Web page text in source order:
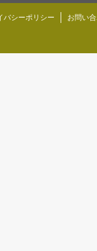
バシーポリシー お問い